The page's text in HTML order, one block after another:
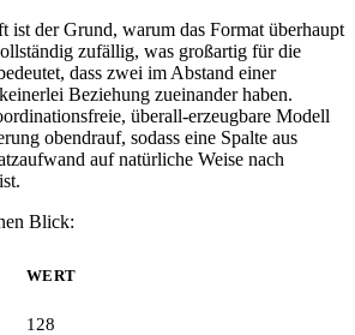
ist der Grund, warum das Format überhaupt
zufällig, was großartig für die
dass zwei im Abstand einer
Beziehung zueinander haben.
überall-erzeugbare Modell
obendrauf, sodass eine Spalte aus
auf natürliche Weise nach
Blick:
WERT
128